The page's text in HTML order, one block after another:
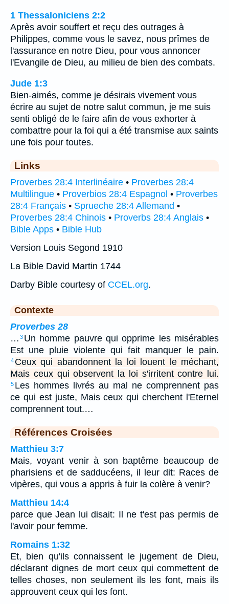
1 Thessaloniciens 2:2
Après avoir souffert et reçu des outrages à
Philippes, comme vous le savez, nous prîmes de
l'assurance en notre Dieu, pour vous annoncer
l'Evangile de Dieu, au milieu de bien des combats.
Jude 1:3
Bien-aimés, comme je désirais vivement vous
écrire au sujet de notre salut commun, je me suis
senti obligé de le faire afin de vous exhorter à
combattre pour la foi qui a été transmise aux saints
une fois pour toutes.
Links
Proverbes 28:4 Interlinéaire • Proverbes 28:4
Multilingue • Proverbios 28:4 Espagnol • Proverbes
28:4 Français • Sprueche 28:4 Allemand •
Proverbes 28:4 Chinois • Proverbs 28:4 Anglais •
Bible Apps • Bible Hub
Version Louis Segond 1910
La Bible David Martin 1744
Darby Bible courtesy of CCEL.org.
Contexte
Proverbes 28
… 3 Un homme pauvre qui opprime les misérables
Est une pluie violente qui fait manquer le pain.
4 Ceux qui abandonnent la loi louent le méchant,
Mais ceux qui observent la loi s'irritent contre lui.
5 Les hommes livrés au mal ne comprennent pas
ce qui est juste, Mais ceux qui cherchent l'Eternel
comprennent tout.…
Références Croisées
Matthieu 3:7
Mais, voyant venir à son baptême beaucoup de
pharisiens et de sadducéens, il leur dit: Races de
vipères, qui vous a appris à fuir la colère à venir?
Matthieu 14:4
parce que Jean lui disait: Il ne t'est pas permis de
l'avoir pour femme.
Romains 1:32
Et, bien qu'ils connaissent le jugement de Dieu,
déclarant dignes de mort ceux qui commettent de
telles choses, non seulement ils les font, mais ils
approuvent ceux qui les font.